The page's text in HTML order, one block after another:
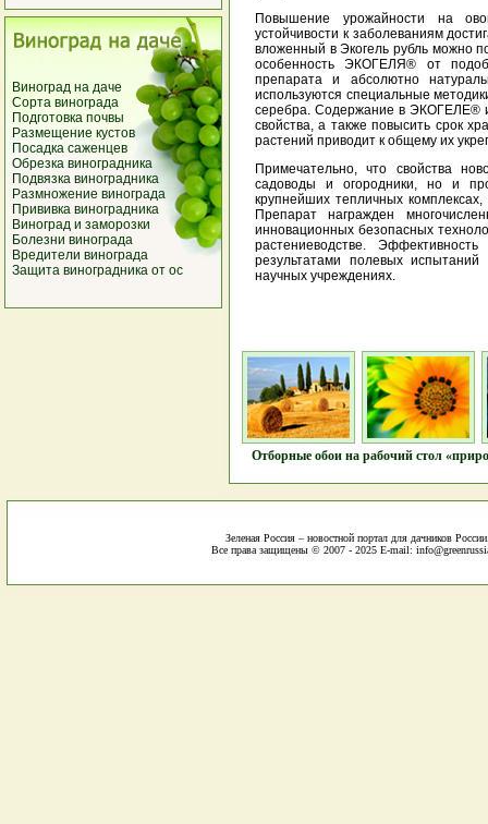
Виноград на даче
Сорта винограда
Подготовка почвы
Размещение кустов
Посадка саженцев
Обрезка виноградника
Подвязка виноградника
Размножение винограда
Прививка виноградника
Виноград и заморозки
Болезни винограда
Вредители винограда
Защита виноградника от ос
Повышение урожайности на
устойчивости к заболеваниям
вложенный в Экогель рубль можно
особенность ЭКОГЕЛЯ® от
препарата и абсолютно
используются специальные
серебра. Содержание в ЭКОГЕЛЕ®
свойства, а также повысить срок
растений приводит к общему их
Примечательно, что свойства
садоводы и огородники, но и
крупнейших тепличных комплексах,
Препарат награжден
инновационных безопасных
растениеводстве.
результатами полевых
научных учреждениях.
Отборные обои на рабочий стол
Зеленая Россия – новостной портал для дачников
Все права защищены © 2007 - 2025 E-mail: